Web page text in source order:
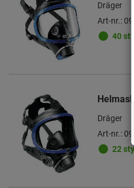
Dräger
Art-nr.:
40
Dräger
Art-nr.:
22